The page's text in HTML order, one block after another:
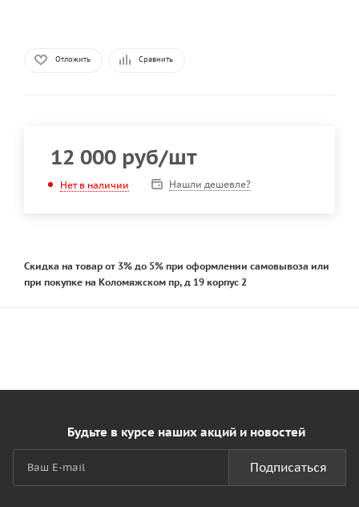
Отложить Сравнить
12 000 руб/шт
Нет в наличии Нашли дешевле?
Скидка на товар от 3% до 5% при оформлении самовывоза или
при покупке на Коломяжском пр, д 19 корпус 2
Будьте в курсе наших акций и новостей
Подписаться